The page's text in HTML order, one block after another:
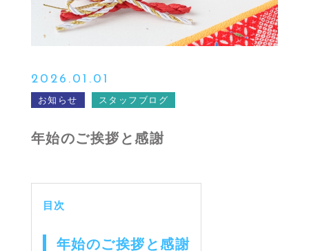
2026.01.01
お知らせ スタッフブログ
年始のご挨拶と感謝
目次
年始のご挨拶と感謝